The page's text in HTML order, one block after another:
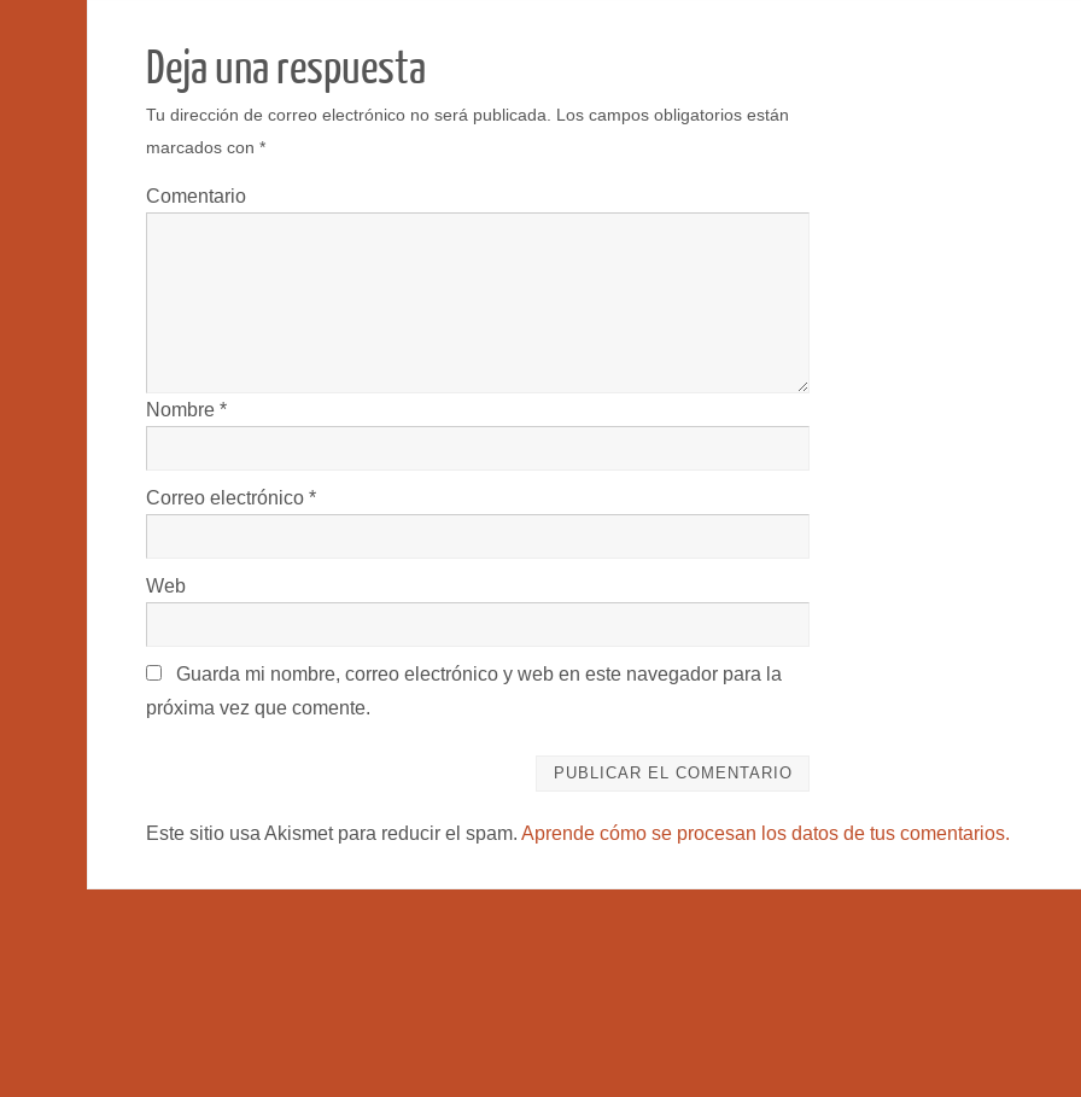
Deja una respuesta
Tu dirección de correo electrónico no será publicada.
Los campos obligatorios están
marcados con *
Comentario
Nombre *
Correo electrónico *
Web
Guarda mi nombre, correo electrónico y web en este navegador para la
próxima vez que comente.
Este sitio usa Akismet para reducir el spam. Aprende cómo se procesan los datos de tus comentarios.